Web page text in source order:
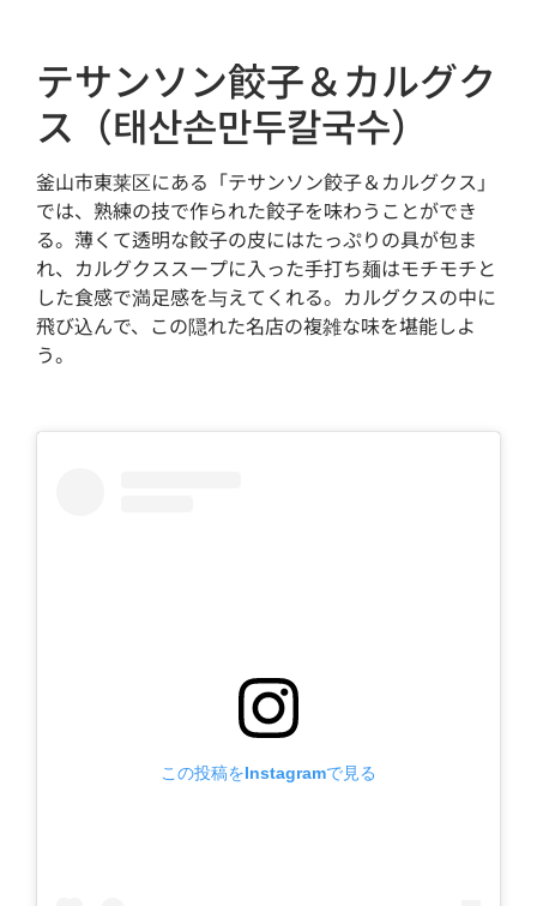
テサンソン餃子＆カルグク
ス（태산손만두칼국수）
釜山市東莱区にある「テサンソン餃子＆カルグクス」
では、熟練の技で作られた餃子を味わうことができ
る。薄くて透明な餃子の皮にはたっぷりの具が包ま
れ、カルグクススープに入った手打ち麺はモチモチと
した食感で満足感を与えてくれる。カルグクスの中に
飛び込んで、この隠れた名店の複雑な味を堪能しよ
う。
この投稿をInstagramで見る